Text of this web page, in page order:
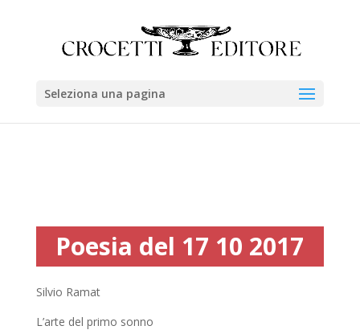
Seleziona una pagina
Poesia del 17 10 2017
Silvio Ramat
L’arte del primo sonno